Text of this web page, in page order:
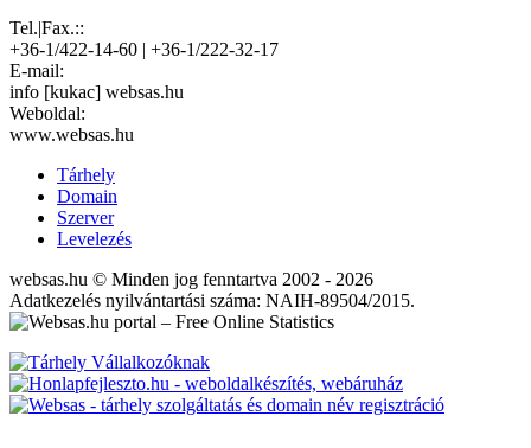
Tel.|Fax.::
+36-1/422-14-60 | +36-1/222-32-17
E-mail:
info [kukac] websas.hu
Weboldal:
www.websas.hu
Tárhely
Domain
Szerver
Levelezés
websas.hu © Minden jog fenntartva 2002 - 2026
Adatkezelés nyilvántartási száma: NAIH-89504/2015.